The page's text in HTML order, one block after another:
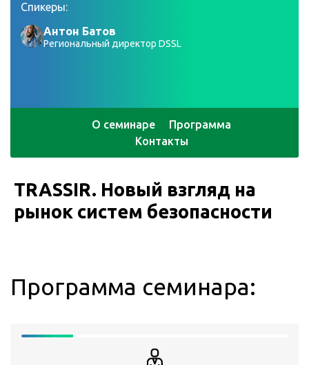
Спикеры:
Антон Батов
Региональный директор DSSL
О семинаре
Программа
Контакты
TRASSIR. Новый взгляд на
рынок систем безопасности
Программа семинара: